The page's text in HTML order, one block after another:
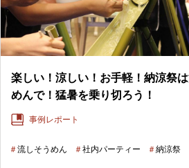
楽しい！涼しい！お手軽！納涼祭
めんで！猛暑を乗り切ろう！
事例レポート
＃流しそうめん ＃社内パーティー ＃納涼祭